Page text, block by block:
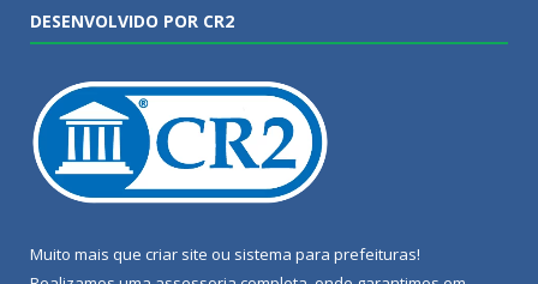
DESENVOLVIDO POR CR2
Muito mais que criar site ou sistema para prefeituras!